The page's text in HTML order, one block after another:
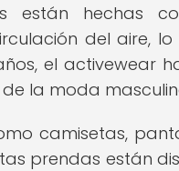
están hechas
del aire,
el activewear
la moda
camisetas,
prendas están